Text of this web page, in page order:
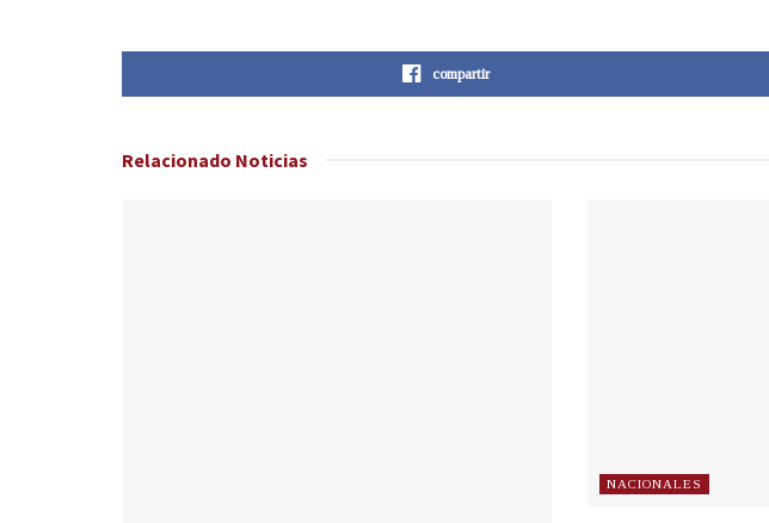
compartir
Relacionado Noticias
NACIONALES